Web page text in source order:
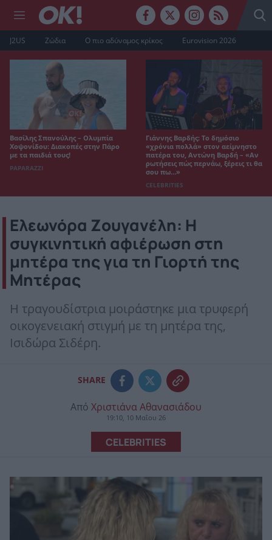
J2US Ζώδια Ο πιο αδύναμος κρίκος Eurovision 2026
Βασίλης Σπανούλης – Ολυμπία
Χοψονίδου: Διακοπές στην Πάρο
με τα παιδιά τους!
PAPARAZZI
Γιάννης Βαρδής: Το δημόσιο
«χρόνια πολλά» στον αείμνηστο
πατέρα του, Αντώνη Βαρδή – «Αν
ρωτήσεις πώς περνάω, ξέρεις τι θα
σου πω…»
CELEBRITIES
Ελεωνόρα Ζουγανέλη: Η
συγκινητική αφιέρωση στη
μητέρα της για τη Γιορτή της
Μητέρας
Η τραγουδίστρια μοιράστηκε μια τρυφερή
οικογενειακή στιγμή με τη μητέρα της,
Ισιδώρα Σιδέρη.
SHARE
Από Χριστιάνα Αθανασιάδου
19:10, 10 Μαΐου 26
CELEBRITIES